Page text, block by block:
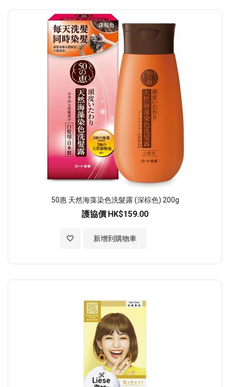
50惠 天然海藻染色洗髮露 (深棕色) 200g
護協價 HK$159.00
新增到購物車
加入至願望清單